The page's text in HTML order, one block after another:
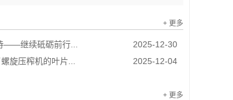
+ 更多
2025-12-30
——继续砥砺前行...
2025-12-04
旋压榨机的叶片...
+ 更多